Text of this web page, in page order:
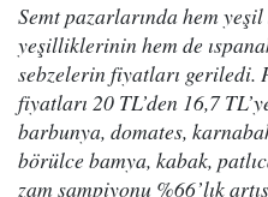
Semt pazarlarında hem
yeşilliklerinin hem de
sebzelerin fiyatları geriledi.
fiyatları 20 TL’den 16,7
barbunya, domates,
börülce bamya, kabak,
zam şampiyonu %66’lık